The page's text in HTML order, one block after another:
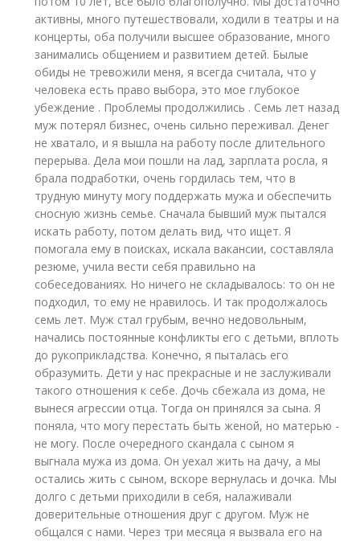
активны, много путешествовали, ходили в театры и на
концерты, оба получили высшее образование, много
занимались общением и развитием детей. Былые
обиды не тревожили меня, я всегда считала, что у
человека есть право выбора, это мое глубокое
убеждение . Проблемы продолжились . Семь лет назад
муж потерял бизнес, очень сильно переживал. Денег
не хватало, и я вышла на работу после длительного
перерыва. Дела мои пошли на лад, зарплата росла, я
брала подработки, очень гордилась тем, что в
трудную минуту могу поддержать мужа и обеспечить
сносную жизнь семье. Сначала бывший муж пытался
искать работу, потом делать вид, что ищет. Я
помогала ему в поисках, искала вакансии, составляла
резюме, учила вести себя правильно на
собеседованиях. Но ничего не складывалось: то он не
подходил, то ему не нравилось. И так продолжалось
семь лет. Муж стал грубым, вечно недовольным,
начались постоянные конфликты его с детьми, вплоть
до рукоприкладства. Конечно, я пыталась его
образумить. Дети у нас прекрасные и не заслуживали
такого отношения к себе. Дочь сбежала из дома, не
вынеся агрессии отца. Тогда он принялся за сына. Я
поняла, что могу перестать быть женой, но матерью -
не могу. После очередного скандала с сыном я
выгнала мужа из дома. Он уехал жить на дачу, а мы
остались жить с сыном, вскоре вернулась и дочка. Мы
долго с детьми приходили в себя, налаживали
доверительные отношения друг с другом. Муж не
общался с нами. Через три месяца я вызвала его на